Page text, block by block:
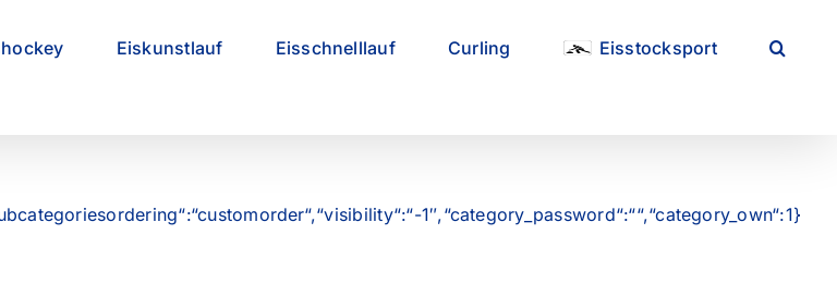
Eiskunstlauf Eisschnelllauf Curling Eisstocksport
1″,“category_password“:““,“category_own“:1}